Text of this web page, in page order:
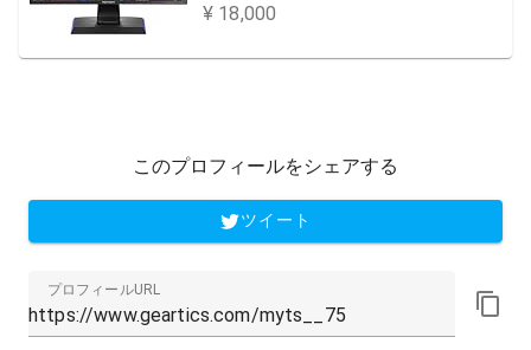
¥ 18,000
このプロフィールをシェアする
ツイート
プロフィールURL